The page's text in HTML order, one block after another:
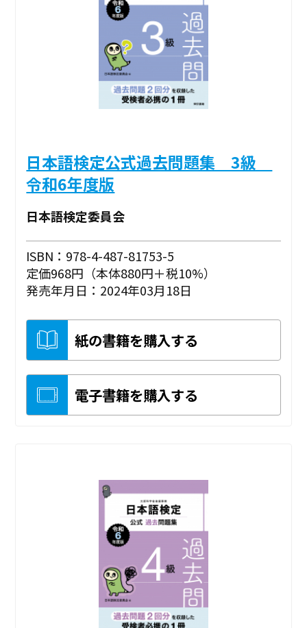
日本語検定公式過去問題集 3級
令和6年度版
日本語検定委員会
ISBN：978-4-487-81753-5
定価968円（本体880円＋税10%）
発売年月日：2024年03月18日
紙の書籍を購入する
電子書籍を購入する